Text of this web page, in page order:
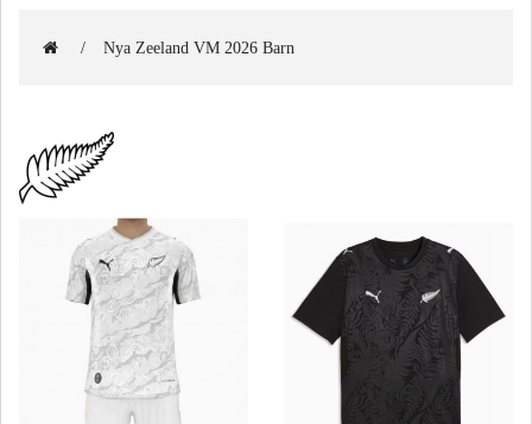
Nya Zeeland VM 2026 Barn